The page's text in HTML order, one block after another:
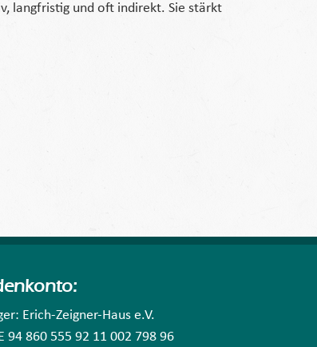
langfristig und oft indirekt. Sie stärkt
Erich-Zeigner-Haus e.V.
94 860 555 92 11 002 798 96